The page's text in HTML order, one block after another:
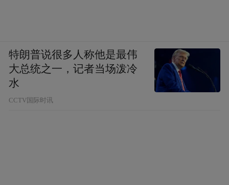
特朗普说很多人称他是最伟
大总统之一，记者当场泼冷
水
CCTV国际时讯